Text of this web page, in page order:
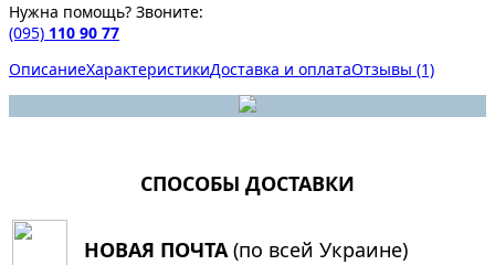
Нужна помощь? Звоните:
(095) 110 90 77
ОписаниеХарактеристикиДоставка и оплатаОтзывы (1)
СПОСОБЫ ДОСТАВКИ
НОВАЯ ПОЧТА(по всей Украине)